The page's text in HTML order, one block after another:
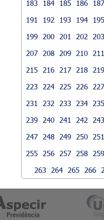
183
184 185 186 187
191
192 193 194 195
199
200 201 202 203
207
208 209 210 211
215
216 217 218 219
223
224 225 226 227
231
232 233 234 235
239
240 241 242 243
247
248 249 250 251
255
256 257 258 259
263
264 265 266